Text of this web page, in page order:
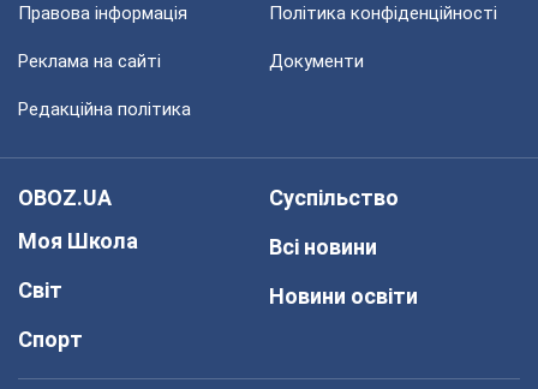
Правова інформація Політика конфіденційності
Реклама на сайті Документи
Редакційна політика
OBOZ.UA
Моя Школа
Світ
Спорт
Суспільство
Всі новини
Новини освіти